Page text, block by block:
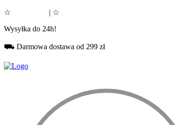
☆ | ☆
Wysyłka do 24h!
⛟ Darmowa dostawa od 299 zł